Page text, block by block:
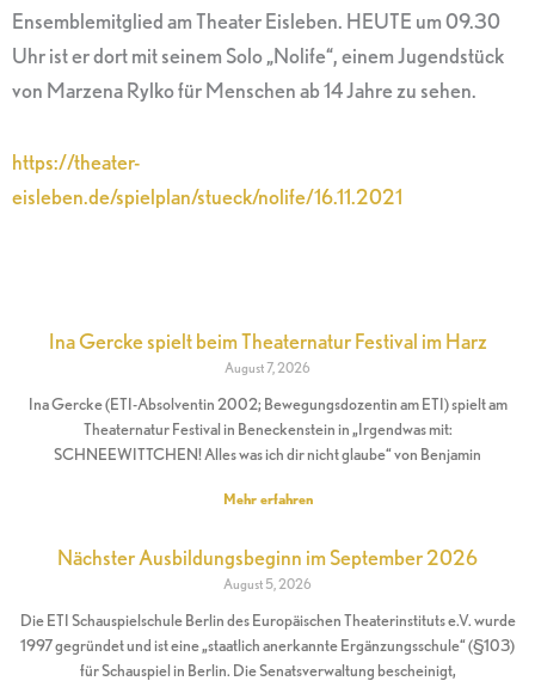
Ensemblemitglied am Theater Eisleben. HEUTE um 09.30
Uhr ist er dort mit seinem Solo „Nolife“, einem Jugendstück
von Marzena Rylko für Menschen ab 14 Jahre zu sehen.
https://theater-
eisleben.de/spielplan/stueck/nolife/16.11.2021
Ina Gercke spielt beim Theaternatur Festival im Harz
August 7, 2026
Ina Gercke (ETI-Absolventin 2002; Bewegungsdozentin am ETI) spielt am
Theaternatur Festival in Beneckenstein in „Irgendwas mit:
SCHNEEWITTCHEN! Alles was ich dir nicht glaube“ von Benjamin
Mehr erfahren
Nächster Ausbildungsbeginn im September 2026
August 5, 2026
Die ETI Schauspielschule Berlin des Europäischen Theaterinstituts e.V. wurde
1997 gegründet und ist eine „staatlich anerkannte Ergänzungsschule“ (§103)
für Schauspiel in Berlin. Die Senatsverwaltung bescheinigt,